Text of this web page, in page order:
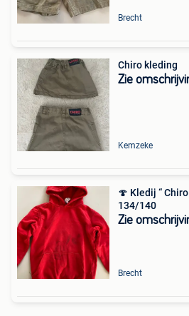
Brecht
Chiro kleding
Zie
Kemzeke
🍄 Kledij “ Chiro
134/140
Zie
Brecht